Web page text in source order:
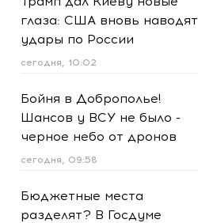
глаза: США вновь наводят
удары по России
сегодня, 10:02
Бойня в Доброполье!
Шансов у ВСУ не было -
черное небо от дронов
сегодня, 09:58
Бюджетные места
разделят? В Госдуме